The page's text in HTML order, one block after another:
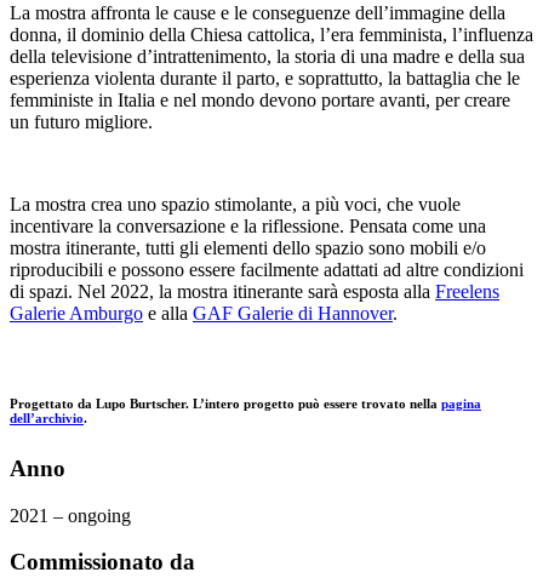
La mostra affronta le cause e le conseguenze dell’immagine della
donna, il dominio della Chiesa cattolica, l’era femminista, l’influenza
della televisione d’intrattenimento, la storia di una madre e della sua
esperienza violenta durante il parto, e soprattutto, la battaglia che le
femministe in Italia e nel mondo devono portare avanti, per creare
un futuro migliore.
La mostra crea uno spazio stimolante, a più voci, che vuole
incentivare la conversazione e la riflessione. Pensata come una
mostra itinerante, tutti gli elementi dello spazio sono mobili e/o
riproducibili e possono essere facilmente adattati ad altre condizioni
di spazi. Nel 2022, la mostra itinerante sarà esposta alla Freelens
Galerie Amburgo e alla GAF Galerie di Hannover.
Progettato da Lupo Burtscher. L’intero progetto può essere trovato nella pagina
dell’archivio.
Anno
2021 – ongoing
Commissionato da